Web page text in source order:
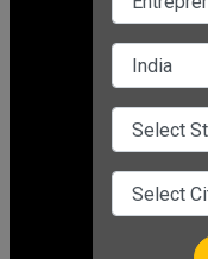
छोटे व्यापार
शानदार
व्यावसायिक प्रेरणा
CHANGE LANGUAGE